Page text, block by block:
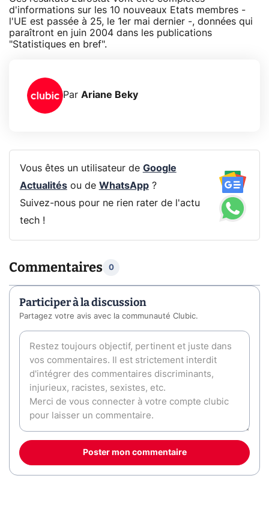
d'informations sur les 10 nouveaux Etats membres -
l'UE est passée à 25, le 1er mai dernier -, données qui
paraîtront en juin 2004 dans les publications
"Statistiques en bref".
Par Ariane Beky
Vous êtes un utilisateur de Google
Actualitésou de WhatsApp?
Suivez-nous pour ne rien rater de l'actu
tech !
Commentaires 0
Participer à la discussion
Partagez votre avis avec la communauté Clubic.
Poster mon commentaire